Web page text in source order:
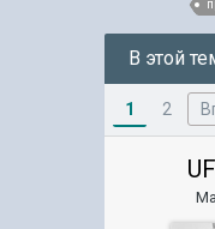
В этой
1 2